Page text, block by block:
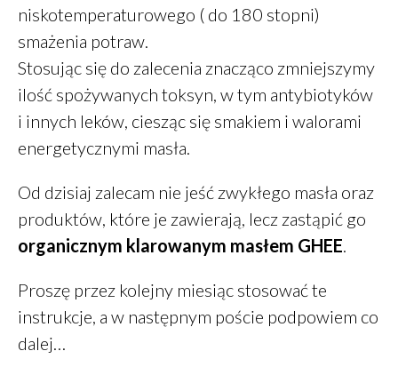
niskotemperaturowego ( do 180 stopni)
smażenia potraw.
Stosując się do zalecenia znacząco zmniejszymy
ilość spożywanych toksyn, w tym antybiotyków
i innych leków, ciesząc się smakiem i walorami
energetycznymi masła.
Od dzisiaj zalecam nie jeść zwykłego masła oraz
produktów, które je zawierają, lecz zastąpić go
organicznym klarowanym masłem GHEE.
Proszę przez kolejny miesiąc stosować te
instrukcje, a w następnym poście podpowiem co
dalej…